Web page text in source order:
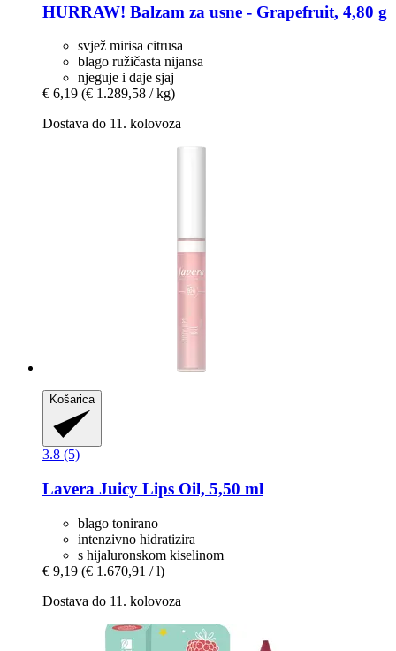
HURRAW! Balzam za usne -​ Grapefruit, 4,80 g
svjež mirisa citrusa
blago ružičasta nijansa
njeguje i daje sjaj
€ 6,19 (€ 1.289,58 / kg)
Dostava do 11. kolovoza
Košarica
3.8 (5)
Lavera Juicy Lips Oil, 5,50 ml
blago tonirano
intenzivno hidratizira
s hijaluronskom kiselinom
€ 9,19 (€ 1.670,91 / l)
Dostava do 11. kolovoza